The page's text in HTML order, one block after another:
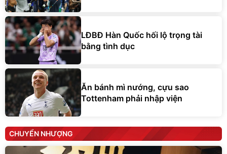
LĐBĐ Hàn Quốc hối lộ trọng tài
bằng tình dục
Ăn bánh mì nướng, cựu sao
Tottenham phải nhập viện
CHUYỂN NHƯỢNG